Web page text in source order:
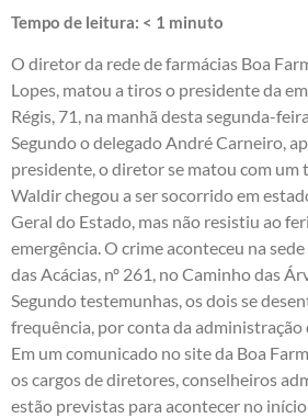
Tempo de leitura: < 1 minuto
O diretor da rede de farmácias Boa
Lopes, matou a tiros o presidente da
Régis, 71, na manhã desta segunda-
Segundo o delegado André Carneiro,
presidente, o diretor se matou com um
Waldir chegou a ser socorrido em
Geral do Estado, mas não resistiu ao
emergência. O crime aconteceu na sede
das Acácias, nº 261, no Caminho das
Segundo testemunhas, os dois se
frequência, por conta da administração
Em um comunicado no site da Boa
os cargos de diretores, conselheiros
estão previstas para acontecer no